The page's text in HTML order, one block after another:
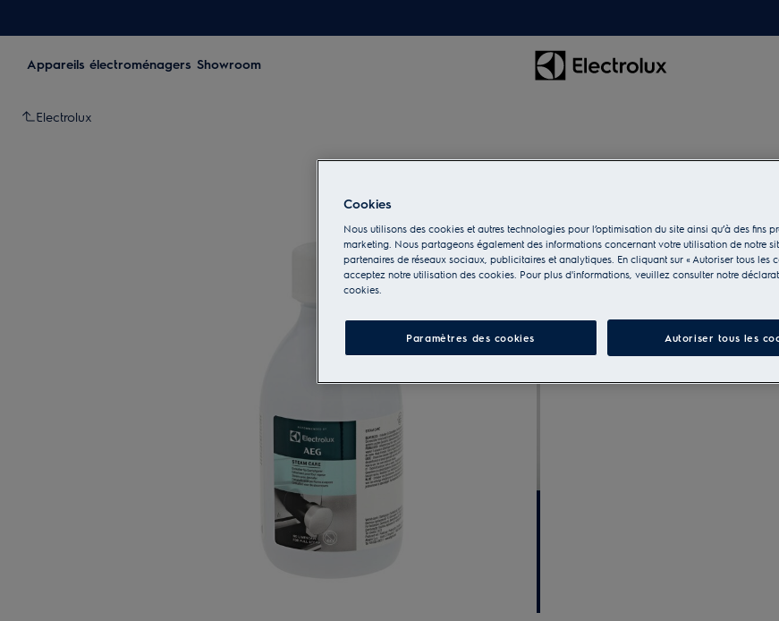
Appareils électroménagers Showroom
Electrolux
Steam Care 250
BI coffee machines
Cookies
Nous utilisons des cookies et autres technologies pour l’optimisation du site ainsi qu’à des fins
marketing. Nous partageons également des informations concernant votre utilisation de notre
partenaires de réseaux sociaux, publicitaires et analytiques. En cliquant sur « Autoriser tous les
acceptez notre utilisation des cookies. Pour plus d'informations, veuillez consulter notre
cookies.
Paramètres des cookies Autoriser tous les